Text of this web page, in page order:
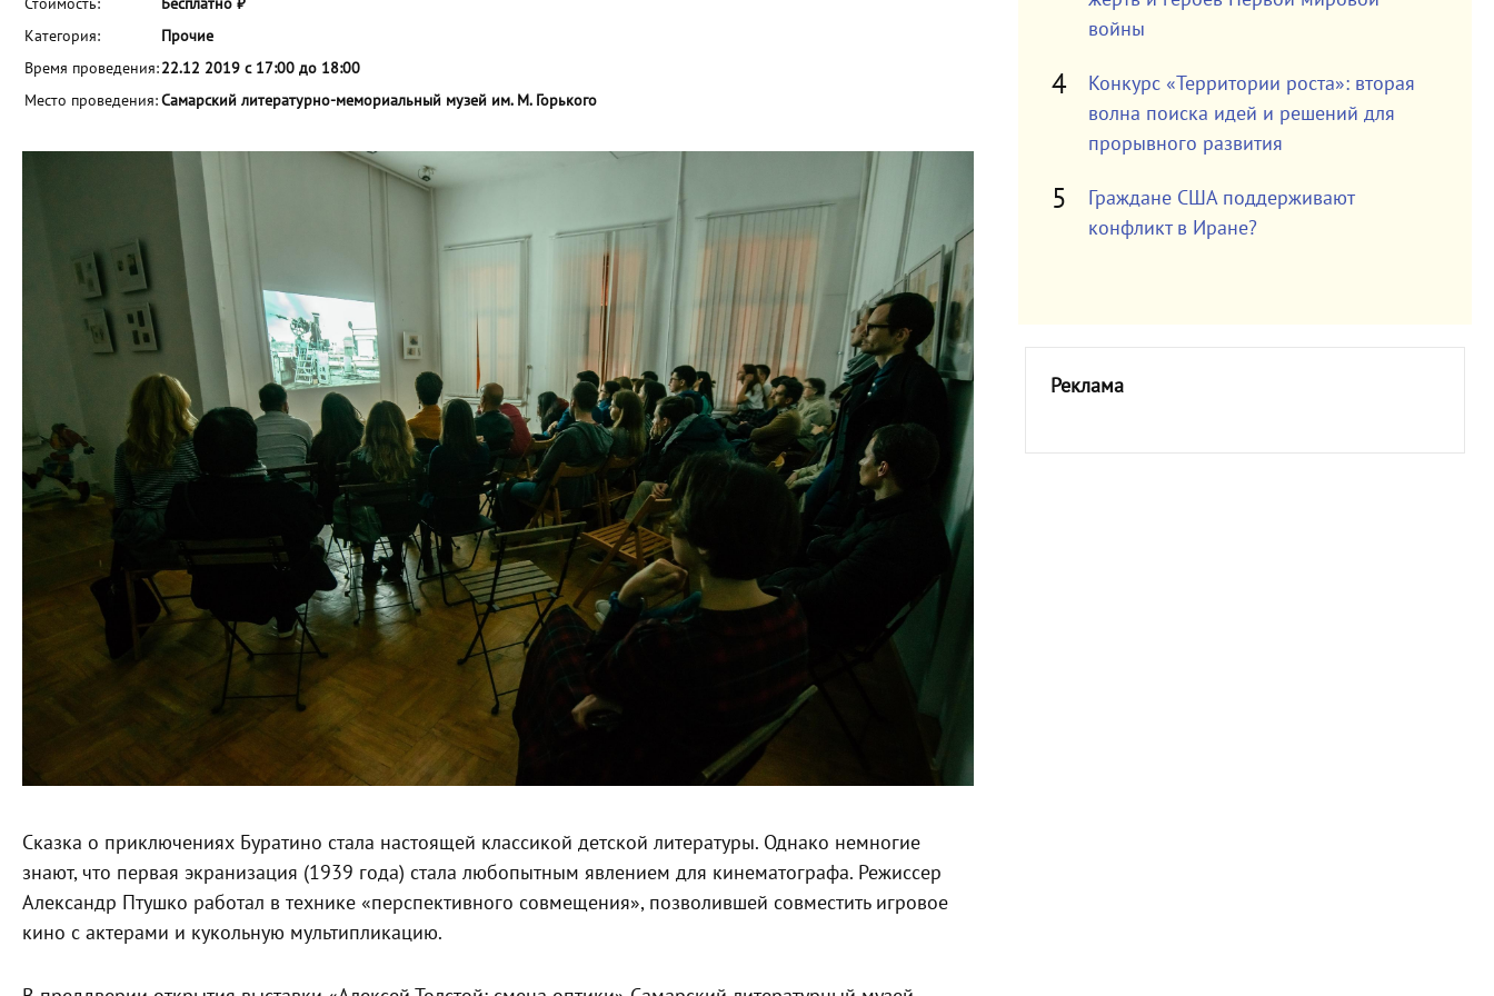
Стоимость:
Бесплатно ₽
Категория:
Прочие
Время проведения:22.12 2019 с 17:00 до 18:00
Место проведения:Самарский литературно-мемориальный музей им. М. Горького
Сказка о приключениях Буратино стала настоящей классикой детской литературы. Однако немногие
знают, что первая экранизация (1939 года) стала любопытным явлением для кинематографа. Режиссер
Александр Птушко работал в технике «перспективного совмещения», позволившей совместить игровое
кино с актерами и кукольную мультипликацию.
войны
Конкурс «Территории роста»: вторая
волна поиска идей и решений для
прорывного развития
Граждане США поддерживают
конфликт в Иране?
Реклама